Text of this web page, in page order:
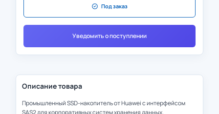
Под заказ
Уведомить о поступлении
Описание товара
Промышленный SSD-накопитель от Huawei с интерфейсом
SAS2 для корпоративных систем хранения данных.